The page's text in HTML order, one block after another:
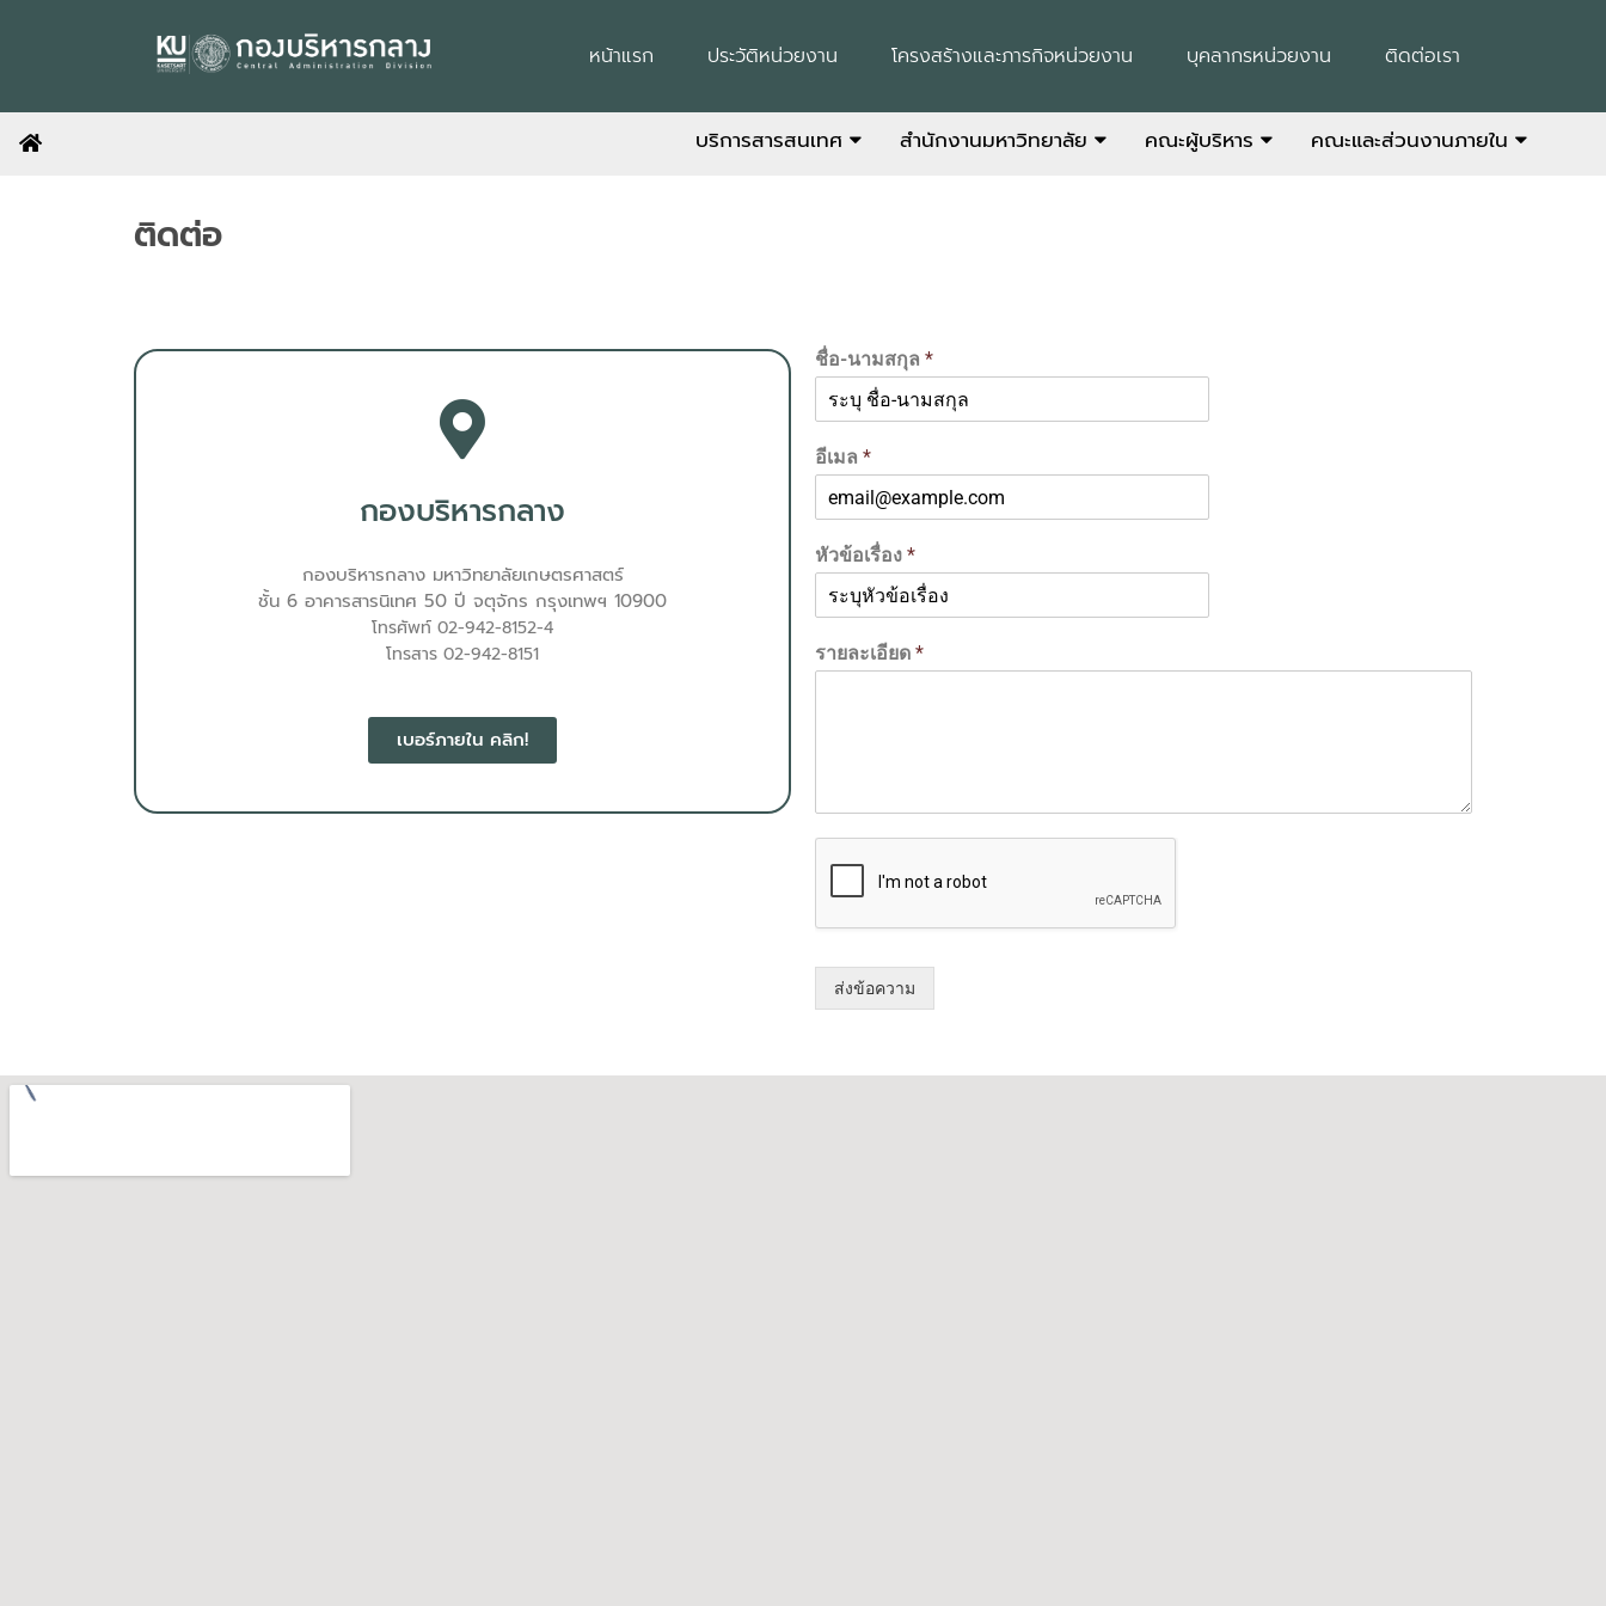
หน้าแรก ประวัติหน่วยงาน โครงสร้างและภารกิจหน่วยงาน บุคลากรหน่วยงาน ติดต่อเรา
คณะและส่วนงานภายใน
คณะผู้บริหาร
สำนักงานมหาวิทยาลัย
บริการสารสนเทศ
ติดต่อ
กองบริหารกลาง
กองบริหารกลาง มหาวิทยาลัยเกษตรศาสตร์
ชั้น 6 อาคารสารนิเทศ 50 ปี จตุจักร กรุงเทพฯ 10900
โทรศัพท์ 02-942-8152-4
โทรสาร 02-942-8151
เบอร์ภายใน คลิก!
ชื่อ-นามสกุล *
อีเมล *
หัวข้อเรื่อง *
รายละเอียด *
ส่งข้อความ